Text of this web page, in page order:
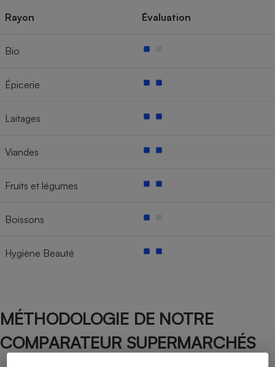
Rayon Évaluation
Bio
Épicerie
Laitages
Viandes
Fruits et légumes
Boissons
Hygiène Beauté
MÉTHODOLOGIE DE NOTRE
COMPARATEUR SUPERMARCHÉS